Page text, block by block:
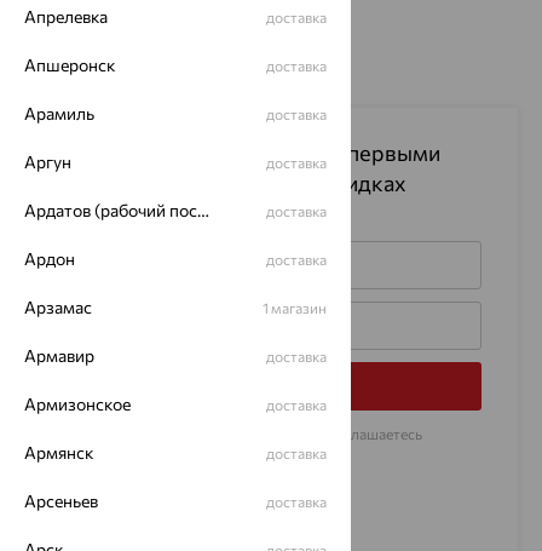
и первыми
узнавайте информацию о скидках
на изделия
Нажимая на кнопку «Подписаться», Вы соглашаетесь
сдоговором оферты
Апрелевка доставка
Апшеронск доставка
Арамиль доставка
Аргун доставка
Ардатов (рабочий поселок) доставка
Ардон доставка
Арзамас 1 магазин
Армавир доставка
Армизонское доставка
Армянск доставка
Арсеньев доставка